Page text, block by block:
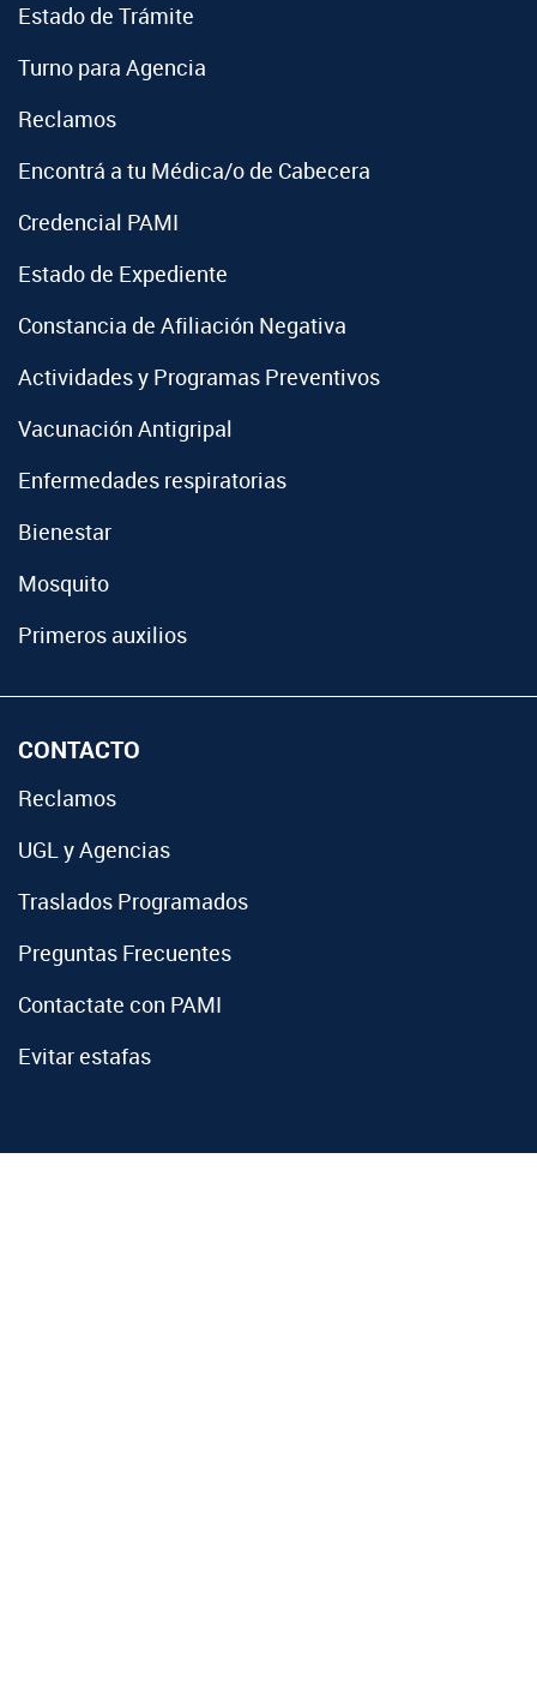
Estado de Trámite
Turno para Agencia
Reclamos
Encontrá a tu Médica/o de Cabecera
Credencial PAMI
Estado de Expediente
Constancia de Afiliación Negativa
Actividades y Programas Preventivos
Vacunación Antigripal
Enfermedades respiratorias
Bienestar
Mosquito
Primeros auxilios
CONTACTO
Reclamos
UGL y Agencias
Traslados Programados
Preguntas Frecuentes
Contactate con PAMI
Evitar estafas